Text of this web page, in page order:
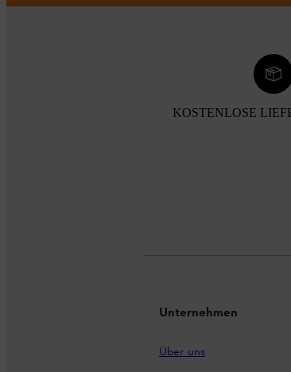
KOSTENLOSE
Unternehmen
Über uns